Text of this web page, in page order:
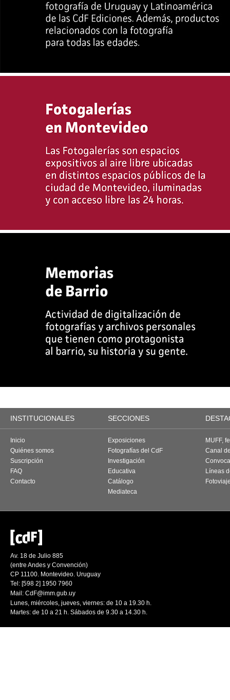
INSTITUCIONALES SECCIONES
Inicio
Quiénes somos
Suscripción
FAQ
Contacto
Exposiciones
Fotografías del CdF
Investigación
Educativa
Catálogo
Mediateca
MUFF,
Canal
Líneas
Av. 18 de Julio 885
(entre Andes y Convención)
CP 11100. Montevideo. Uruguay
Tel: [598 2] 1950 7960
Mail: CdF@imm.gub.uy
Lunes, miércoles, jueves, viernes: de 10 a 19.30 h.
Martes: de 10 a 21 h. Sábados de 9.30 a 14.30 h.